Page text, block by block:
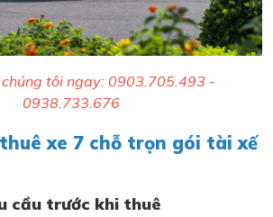
chúng tôi ngay: 0903.705.493 -
0938.733.676
xe 7 chỗ trọn gói tài xế
cầu trước khi thuê